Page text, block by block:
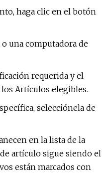
haga clic en el botón
una computadora de
requerida y el
Artículos elegibles.
selecciónela de
en la lista de la
artículo sigue siendo el
están marcados con